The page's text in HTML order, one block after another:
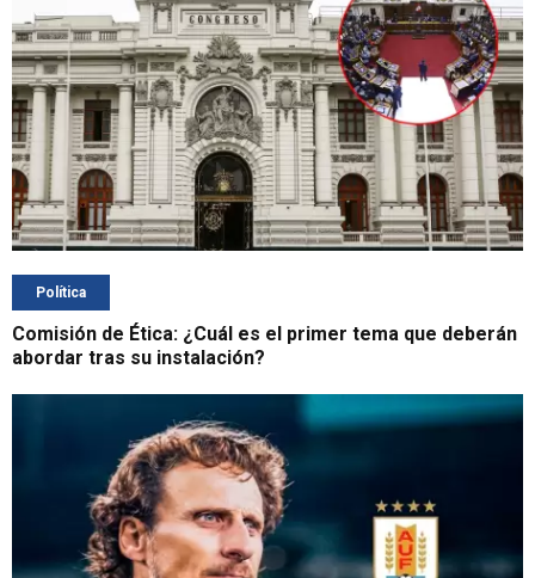
Política
Comisión de Ética: ¿Cuál es el primer tema que deberán
abordar tras su instalación?